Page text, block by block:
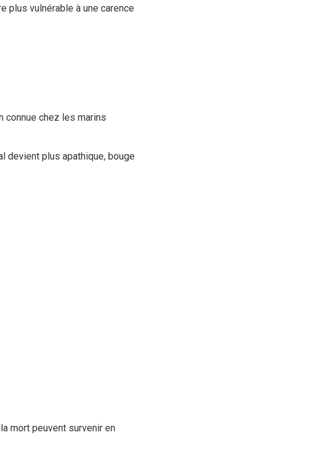
plus vulnérable à une carence
connue chez les marins
devient plus apathique, bouge
mort peuvent survenir en